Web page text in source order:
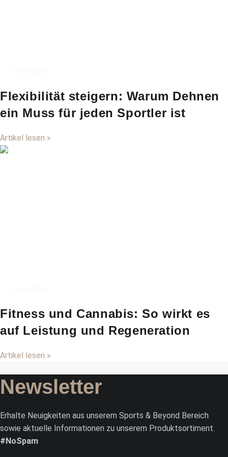
Flexibilität steigern: Warum Dehnen
ein Muss für jeden Sportler ist
Artikel lesen »
Fitness und Cannabis: So wirkt es
auf Leistung und Regeneration
Artikel lesen »
Newsletter
Erhalte Neuigkeiten aus unserem Sports & Beyond Bereich
sowie aktuelle Informationen zu unserem Produktsortiment.
#NoSpam